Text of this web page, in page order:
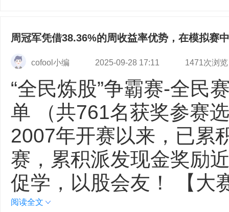
周冠军凭借38.36%的周收益率优势，在模拟赛
cofool小编 2025-09-28 17:11 1471次浏览
“全民炼股”争霸赛-全民
单 （共761名获奖参赛
2007年开赛以来，已累
赛，累积派发现金奖励
促学，以股会友！ 【大
阅读全文